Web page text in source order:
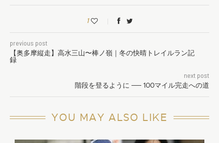
1
previous post
【奥多摩縦走】高水三山〜棒ノ嶺｜冬の快晴トレイルラン記
録
next post
階段を登るように ── 100マイル完走への道
YOU MAY ALSO LIKE